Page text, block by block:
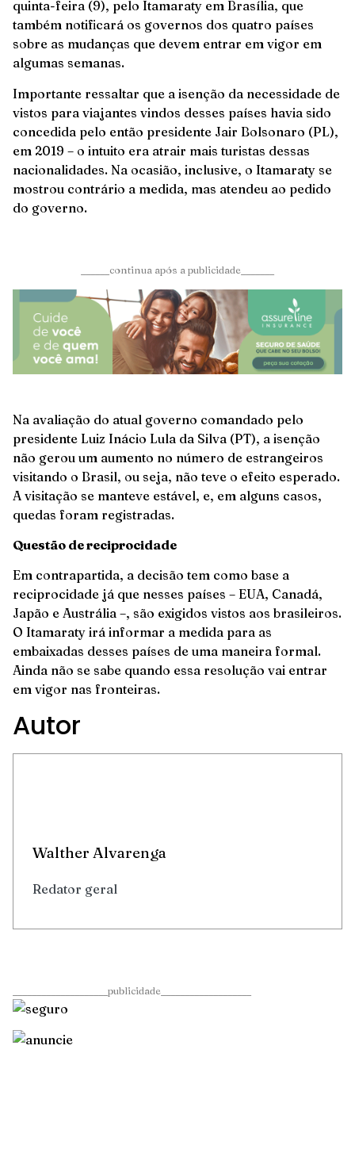
quinta-feira (9), pelo Itamaraty em Brasília, que
também notificará os governos dos quatro países
sobre as mudanças que devem entrar em vigor em
algumas semanas.
Importante ressaltar que a isenção da necessidade de
vistos para viajantes vindos desses países havia sido
concedida pelo então presidente Jair Bolsonaro (PL),
em 2019 – o intuito era atrair mais turistas dessas
nacionalidades. Na ocasião, inclusive, o Itamaraty se
mostrou contrário a medida, mas atendeu ao pedido
do governo.
______continua após a publicidade_______
Na avaliação do atual governo comandado pelo
presidente Luiz Inácio Lula da Silva (PT), a isenção
não gerou um aumento no número de estrangeiros
visitando o Brasil, ou seja, não teve o efeito esperado.
A visitação se manteve estável, e, em alguns casos,
quedas foram registradas.
Questão de reciprocidade
Em contrapartida, a decisão tem como base a
reciprocidade já que nesses países – EUA, Canadá,
Japão e Austrália –, são exigidos vistos aos brasileiros.
O Itamaraty irá informar a medida para as
embaixadas desses países de uma maneira formal.
Ainda não se sabe quando essa resolução vai entrar
em vigor nas fronteiras.
Autor
Walther Alvarenga
Redator geral
____________________publicidade___________________